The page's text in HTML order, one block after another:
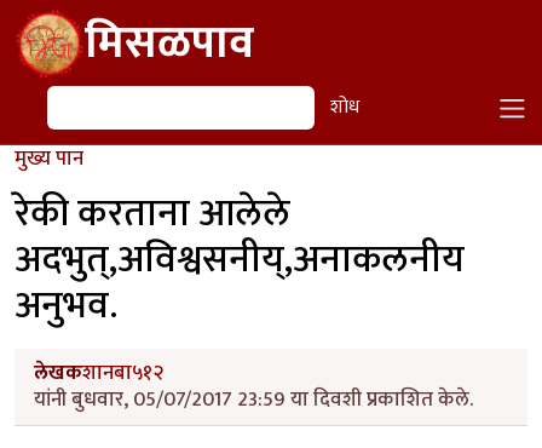
Skip to main contentमिसळपाव
शोध शोध
मुख्य पान
रेकी करताना आलेले
अदभुत्,अविश्वसनीय्,अनाकलनीय
अनुभव.
लेखकशानबा५१२
यांनी बुधवार, 05/07/2017 23:59 या दिवशी प्रकाशित केले.